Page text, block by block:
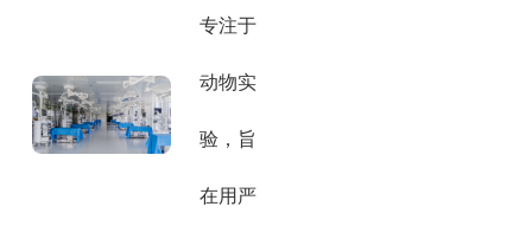
专注于
动物实
验，旨
在用严